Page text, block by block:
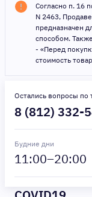
Согласно п. 16
N 2463,
предназначен
способом.
- «Перед
стоимость
Остались вопросы по
8 (812) 332-
Будние дни
11:00–20:00